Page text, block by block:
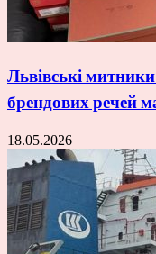
Львівські
брендових речей
18.05.2026